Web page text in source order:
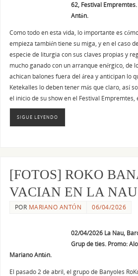
62, Festival
Antón.
Como todo en esta vida, lo importante es
empieza también tiene su miga, y en el caso
especie de liturgia con sus claves propias y
mucho ganado con un arranque enérgico, de
achican balones fuera del área y anticipan lo
Ketekalles lo deben tener más que claro, así
el inicio de su show en el Festival Empremtes,
SIGUE LEYENDO
[FOTOS] ROKO
VACIAN EN LA NAU
POR MARIANO ANTÓN 06/04/2026
02/04/2026 La Nau,
Grup de ties. Promo:
Mariano Antón.
El pasado 2 de abril, el grupo de Banyoles